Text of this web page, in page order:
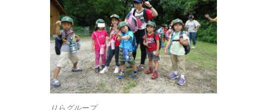
りらグループ